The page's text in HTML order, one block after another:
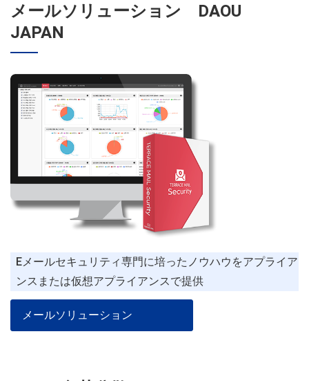
メールソリューション DAOU
JAPAN
Eメールセキュリティ専門に培ったノウハウをアプライア
ンスまたは仮想アプライアンスで提供
メールソリューション